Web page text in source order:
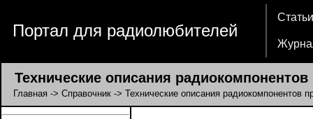
Портал для радиолюбителей
Статьи
Технические описания
Главная -> Справочник -> Технические описания радиокомпонентов